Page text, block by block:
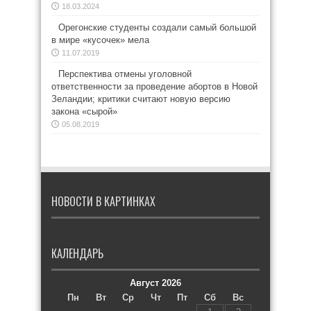
18.03.2024
Орегонские студенты создали самый большой
в мире «кусочек» мела
11.07.2019
Перспектива отмены уголовной
ответственности за проведение абортов в Новой
Зеландии; критики считают новую версию
закона «сырой»
05.08.2019
НОВОСТИ В КАРТИНКАХ
КАЛЕНДАРЬ
Август 2026
Пн
Вт Ср Чт Пт Сб
Вс